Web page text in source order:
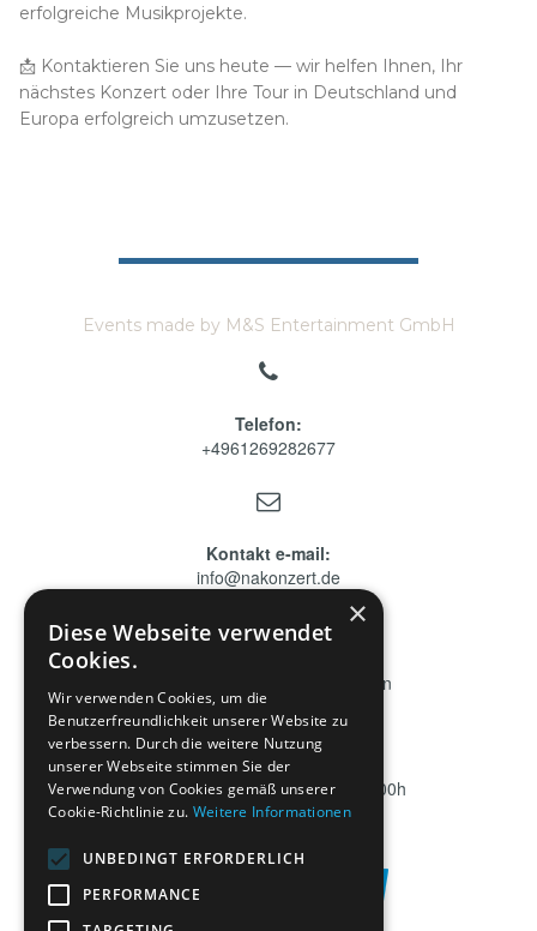
erfolgreiche Musikprojekte.
📩 Kontaktieren Sie uns heute — wir helfen Ihnen, Ihr
nächstes Konzert oder Ihre Tour in Deutschland und
Europa erfolgreich umzusetzen.
Events made by M&S Entertainment GmbH

Telefon:
+4961269282677

Kontakt e-mail:
info@nakonzert.de
Deningerstraße 6, 65510 Idstein

Erreichbarkeit
Montag bis Freitag 09:00 bis 18:00h
×
Diese Webseite verwendet
Cookies.
Wir verwenden Cookies, um die
Benutzerfreundlichkeit unserer Website zu
verbessern. Durch die weitere Nutzung
unserer Webseite stimmen Sie der
Verwendung von Cookies gemäß unserer
Cookie-Richtlinie zu. Weitere Informationen
UNBEDINGT ERFORDERLICH
PERFORMANCE